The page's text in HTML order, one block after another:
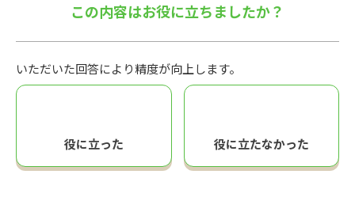
この内容はお役に立ちましたか？
いただいた回答により精度が向上します。
役に立った 役に立たなかった